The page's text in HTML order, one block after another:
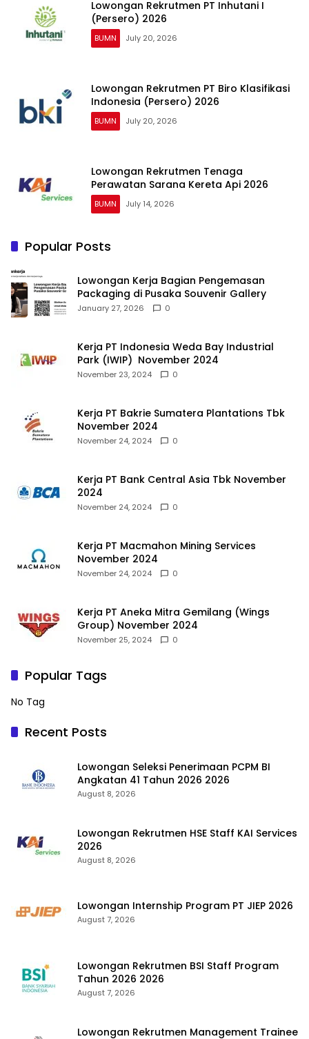
Lowongan Rekrutmen PT Inhutani I
(Persero) 2026
BUMN July 20, 2026
Lowongan Rekrutmen PT Biro Klasifikasi
Indonesia (Persero) 2026
BUMN July 20, 2026
Lowongan Rekrutmen Tenaga
Perawatan Sarana Kereta Api 2026
BUMN July 14, 2026
Popular Posts
Lowongan Kerja Bagian Pengemasan
Packaging di Pusaka Souvenir Gallery
January 27, 2026 0
Kerja PT Indonesia Weda Bay Industrial
Park (IWIP) November 2024
November 23, 2024 0
Kerja PT Bakrie Sumatera Plantations Tbk
November 2024
November 24, 2024 0
Kerja PT Bank Central Asia Tbk November
2024
November 24, 2024 0
Kerja PT Macmahon Mining Services
November 2024
November 24, 2024 0
Kerja PT Aneka Mitra Gemilang (Wings
Group) November 2024
November 25, 2024 0
Popular Tags
No Tag
Recent Posts
Lowongan Seleksi Penerimaan PCPM BI
Angkatan 41 Tahun 2026 2026
August 8, 2026
Lowongan Rekrutmen HSE Staff KAI Services
2026
August 8, 2026
Lowongan Internship Program PT JIEP 2026
August 7, 2026
Lowongan Rekrutmen BSI Staff Program
Tahun 2026 2026
August 7, 2026
Lowongan Rekrutmen Management Trainee